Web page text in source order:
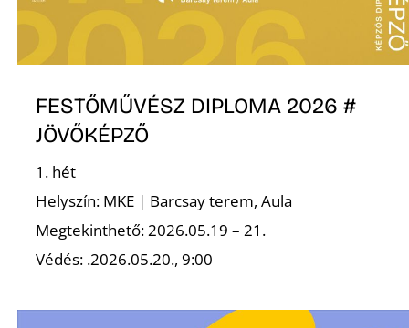
FESTŐMŰVÉSZ DIPLOMA 2026 #
JÖVŐKÉPZŐ
1. hét
Helyszín: MKE | Barcsay terem, Aula
Megtekinthető: 2026.05.19 – 21.
Védés: .2026.05.20., 9:00